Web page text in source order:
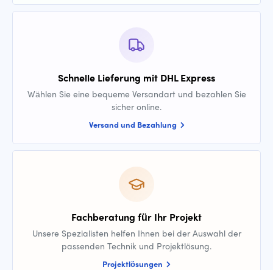
Schnelle Lieferung mit DHL Express
Wählen Sie eine bequeme Versandart und bezahlen Sie
sicher online.
Versand und Bezahlung
Fachberatung für Ihr Projekt
Unsere Spezialisten helfen Ihnen bei der Auswahl der
passenden Technik und Projektlösung.
Projektlösungen